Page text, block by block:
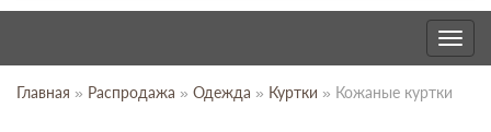
Toggle
Главная » Распродажа » Одежда » Куртки » Кожаные куртки